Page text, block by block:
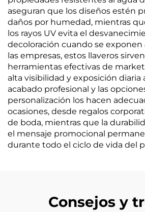
aseguran que los diseños estén
daños por humedad, mientras
los rayos UV evita el
decoloración cuando se exponen
las empresas, estos llaveros
herramientas efectivas de
alta visibilidad y exposición diaria
acabado profesional y las
personalización los hacen
ocasiones, desde regalos
de boda, mientras que la
el mensaje promocional
durante todo el ciclo de vida del
Consejos y